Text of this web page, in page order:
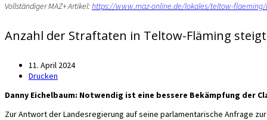
Vollständiger MAZ+ Artikel:https://www.maz-online.de/lokales/teltow-flaeming/
Anzahl der Straftaten in Teltow-Fläming
11. April 2024
Drucken
Danny Eichelbaum: Notwendig ist eine bessere Bekämpfung der
Zur Antwort der Landesregierung auf seine parlamentarische Anfrage